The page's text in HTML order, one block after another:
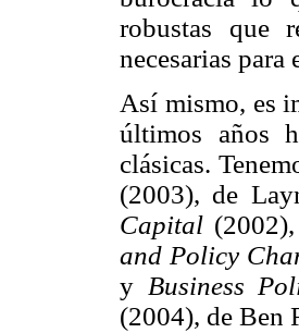
robustas que
necesarias
Así mismo, es
últimos años
clásicas.
(2003), de
Capital
and Policy
y Business
(2004), de Ben